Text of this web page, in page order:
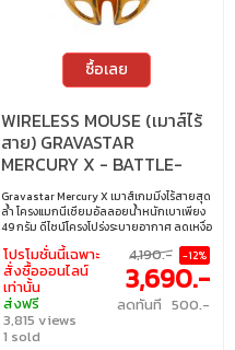
ซื้อเลย
WIRELESS MOUSE (เมาส์ไร้
สาย) GRAVASTAR
MERCURY X - BATTLE-
WORN YELLOW
Gravastar Mercury X เมาส์เกมมิ่งไร้สายสุด
ล้ำ โครงแมกนีเซียมอัลลอยน้ำหนักเบาเพียง
49 กรัม ดีไซน์โครงโปร่งระบายอากาศ ลดเหงื่อ
และความร้อน จับถนัดมือ รองรับ Tri-mode
เชื่อมต่อได้ทั้งสาย, Bluetooth 5.1 และ 2.4GHz
พร้อมเซนเซอร์ PAW 3950 ความละเอียด
32,000 DPI ปรับปุ่มได้ 5 ปุ่ม ไฟ RGB และ
แบตฯ ใช้ได้นาน 110 ชม. • ความละเอียด :
32,000 DPI • การเชื่อมต่อ : Bluetooth 5.1 / ไร้
สาย 2.4GHz / USB-C • เซนเซอร์ : PAW 3950
โปรโมชั่นนี้เฉพาะ
สั่งซื้อออนไลน์
เท่านั้น
ส่งฟรี
3,815 views
1 sold
4,190.- -12%
3,690.-
ลดทันที 500.-